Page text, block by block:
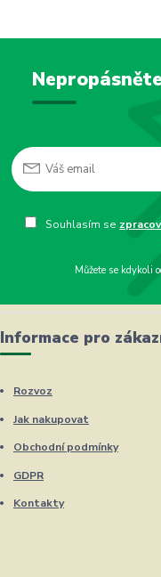
Souhlasím se
Můžete se kdykoli
Informace pro
Rozvoz
Jak nakupovat
Obchodní podmínky
GDPR
Kontakty